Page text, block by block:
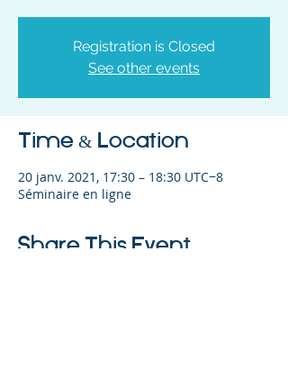
Registration is Closed
See other events
Time & Location
20 janv. 2021, 17:30 – 18:30 UTC−8
Séminaire en ligne
Share This Event